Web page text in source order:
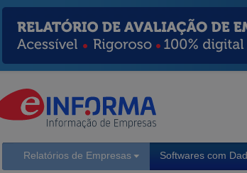
Relatórios de Empresas Softwares com